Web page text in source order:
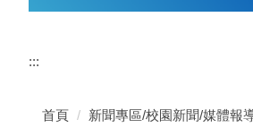
:::
首頁 新聞專區/校園新聞/媒體報